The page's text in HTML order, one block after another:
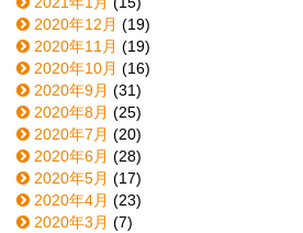
2020年12月 (19)
2020年11月 (19)
2020年10月 (16)
2020年9月 (31)
2020年8月 (25)
2020年7月 (20)
2020年6月 (28)
2020年5月 (17)
2020年4月 (23)
2020年3月 (7)